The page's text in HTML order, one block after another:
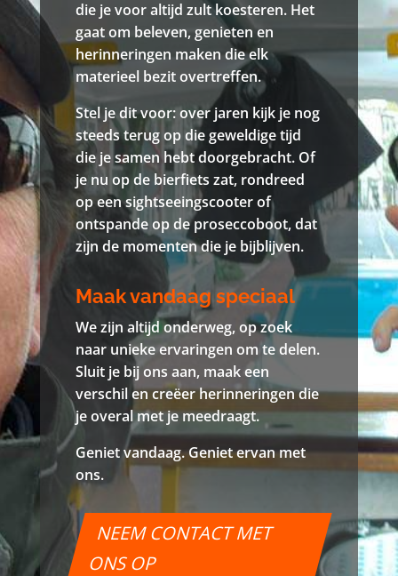
die je voor altijd zult koesteren. Het
gaat om beleven, genieten en
herinneringen maken die elk
materieel bezit overtreffen.
Stel je dit voor: over jaren kijk je nog
steeds terug op die geweldige tijd
die je samen hebt doorgebracht. Of
je nu op de bierfiets zat, rondreed
op een sightseeingscooter of
ontspande op de proseccoboot, dat
zijn de momenten die je bijblijven.
Maak vandaag speciaal
We zijn altijd onderweg, op zoek
naar unieke ervaringen om te delen.
Sluit je bij ons aan, maak een
verschil en creëer herinneringen die
je overal met je meedraagt.
Geniet vandaag. Geniet ervan met
ons.
NEEM CONTACT MET
ONS OP